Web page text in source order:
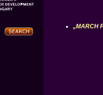
„MARCH